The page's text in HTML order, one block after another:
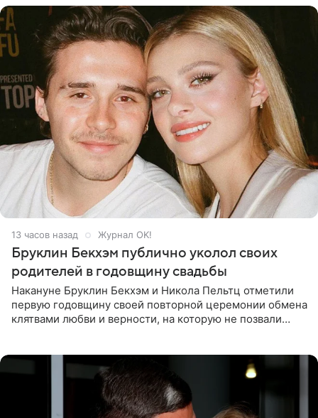
13 часов назад Журнал OK!
Бруклин Бекхэм публично уколол своих
родителей в годовщину свадьбы
Накануне Бруклин Бекхэм и Никола Пельтц отметили
первую годовщину своей повторной церемонии обмена
клятвами любви и верности, на которую не позвали